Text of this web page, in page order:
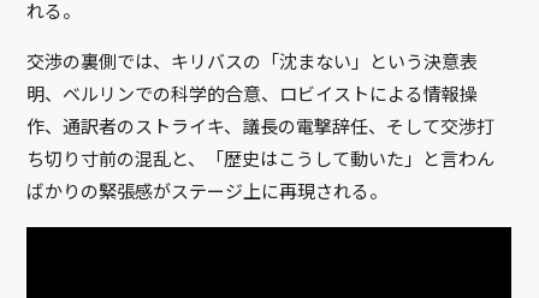
れる。
交渉の裏側では、キリバスの「沈まない」という決意表
明、ベルリンでの科学的合意、ロビイストによる情報操
作、通訳者のストライキ、議長の電撃辞任、そして交渉打
ち切り寸前の混乱と、「歴史はこうして動いた」と言わん
ばかりの緊張感がステージ上に再現される。